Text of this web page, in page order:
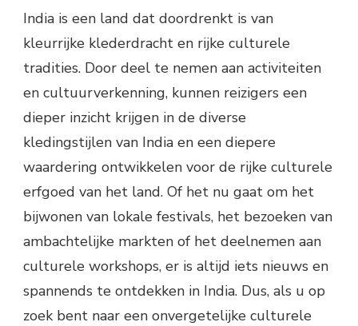
India is een land dat doordrenkt is van
kleurrijke klederdracht en rijke culturele
tradities. Door deel te nemen aan activiteiten
en cultuurverkenning, kunnen reizigers een
dieper inzicht krijgen in de diverse
kledingstijlen van India en een diepere
waardering ontwikkelen voor de rijke culturele
erfgoed van het land. Of het nu gaat om het
bijwonen van lokale festivals, het bezoeken van
ambachtelijke markten of het deelnemen aan
culturele workshops, er is altijd iets nieuws en
spannends te ontdekken in India. Dus, als u op
zoek bent naar een onvergetelijke culturele